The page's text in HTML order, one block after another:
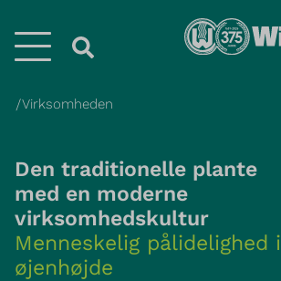
Menü
Virksomheden
Den traditionelle plante
med en moderne
virksomhedskultur
Menneskelig pålidelighed i
øjenhøjde